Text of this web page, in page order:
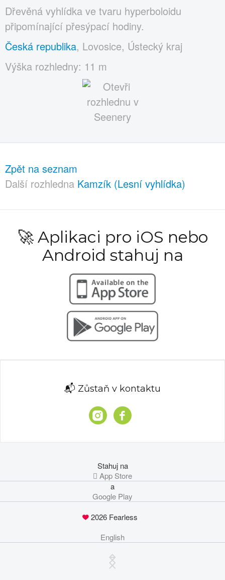
Dřevěná vyhlídka ve tvaru hyperboloidu
připomínající přesýpací hodiny.
Česká republika, Lovosice, Ústecký kraj
Výška rozhledny: 11 m
Zpět na seznam
Další rozhledna Kamzík (Lesní vyhlídka)
🚀 Aplikaci pro iOS nebo
Android stahuj na
📬 Zůstaň v kontaktu
Stahuj na
 App Store
a
Google Play
2026 Fearless
English